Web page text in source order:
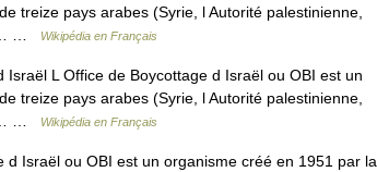
treize pays arabes (Syrie, l Autorité palestinienne,
…
Wikipédia en Français
L Office de Boycottage d Israël ou OBI est un
treize pays arabes (Syrie, l Autorité palestinienne,
…
Wikipédia en Français
Israël ou OBI est un organisme créé en 1951 par la